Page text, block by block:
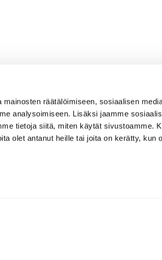
räätälöimiseen, sosiaalisen
analysoimiseen. Lisäksi jaamme
tietoja siitä, miten käytät sivustoamme.
olet antanut heille tai joita on kerätty, kun